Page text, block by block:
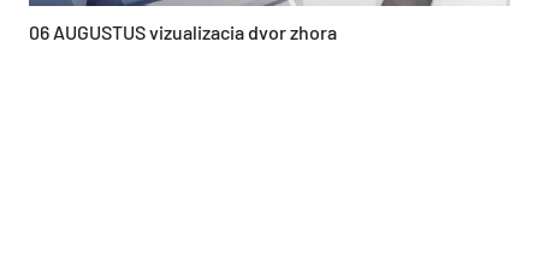
06 AUGUSTUS vizualizacia dvor zhora